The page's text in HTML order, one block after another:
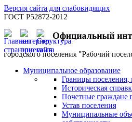
Версия сайта для слабовидящих
ГОСТ Р52872-2012
Официальный
городского поселения "Рабочий
Муниципальное образование
Границы поселения,
Историческая
Почетные граждане
Устав поселения
Муниципальные